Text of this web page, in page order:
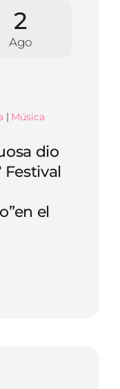
2
Ago
| Música
dio
Festival
el